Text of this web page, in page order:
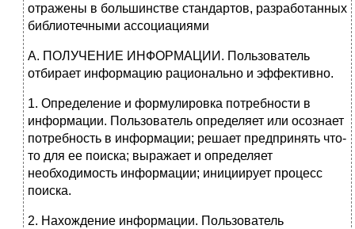
отражены в большинстве стандартов, разработанных
библиотечными ассоциациями
А. ПОЛУЧЕНИЕ ИНФОРМАЦИИ. Пользователь
отбирает информацию рационально и эффективно.
1. Определение и формулировка потребности в
информации. Пользователь определяет или осознает
потребность в информации; решает предпринять что-
то для ее поиска; выражает и определяет
необходимость информации; инициирует процесс
поиска.
2. Нахождение информации. Пользователь